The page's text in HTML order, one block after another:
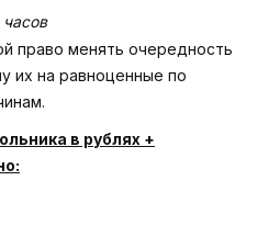
право менять очередность
их на равноценные по
в рублях +